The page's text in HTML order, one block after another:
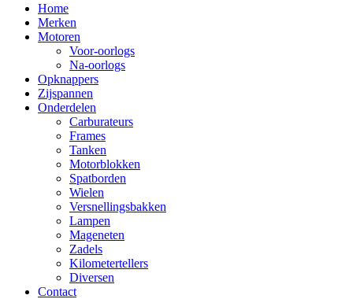
Home
Merken
Motoren
Voor-oorlogs
Na-oorlogs
Opknappers
Zijspannen
Onderdelen
Carburateurs
Frames
Tanken
Motorblokken
Spatborden
Wielen
Versnellingsbakken
Lampen
Mageneten
Zadels
Kilometertellers
Diversen
Contact